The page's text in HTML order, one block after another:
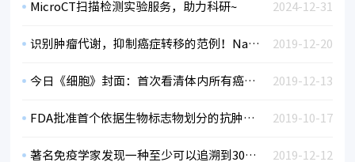
2024-12-31
MicroCT扫描检测实验服务，助力科研~
2019-12-20
识别肿瘤代谢，抑制癌症转移的范例！Nature发现使癌细胞扩散的代谢特征
2019-12-13
今日《细胞》封面：首次看清体内所有癌症转移！
2019-10-17
FDA批准首个依据生物标志物划分的抗肿瘤疗法
2019-12-12
著名免疫学家发现一种至少可以追溯到30亿年前的多功能DNA因子